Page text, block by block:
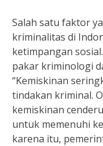
Salah satu faktor
kriminalitas di
ketimpangan
pakar kriminologi
“Kemiskinan
tindakan kriminal.
kemiskinan
untuk memenuhi
karena itu,